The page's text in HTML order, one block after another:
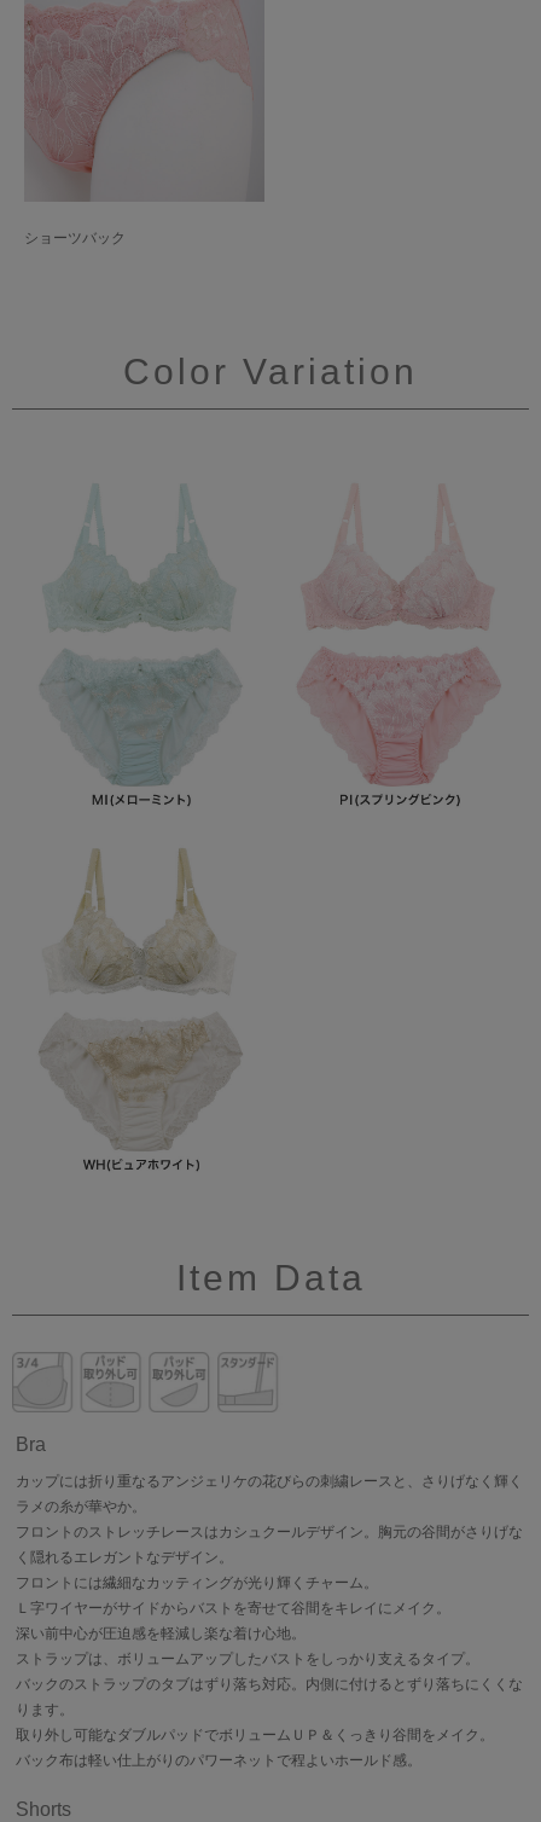
ショーツバック
Color Variation
Item Data
Bra
カップには折り重なるアンジェリケの花びらの刺繍レースと、さりげなく輝く
ラメの糸が華やか。
フロントのストレッチレースはカシュクールデザイン。胸元の谷間がさりげな
く隠れるエレガントなデザイン。
フロントには繊細なカッティングが光り輝くチャーム。
Ｌ字ワイヤーがサイドからバストを寄せて谷間をキレイにメイク。
深い前中心が圧迫感を軽減し楽な着け心地。
ストラップは、ボリュームアップしたバストをしっかり支えるタイプ。
バックのストラップのタブはずり落ち対応。内側に付けるとずり落ちにくくな
ります。
取り外し可能なダブルパッドでボリュームＵＰ＆くっきり谷間をメイク。
バック布は軽い仕上がりのパワーネットで程よいホールド感。
Shorts